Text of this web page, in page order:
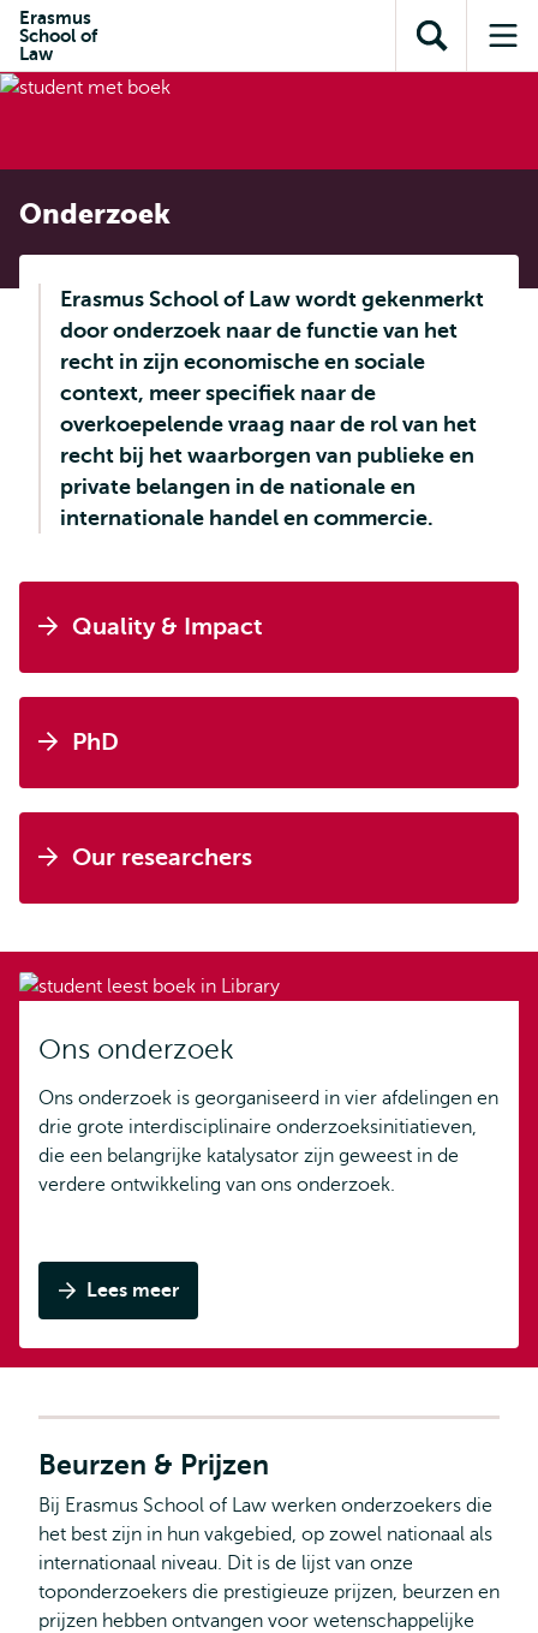
inhoud
Direct naar
subnavigatie
Erasmus
School of
Law
Toon
zoekveld
Onderzoek
Erasmus School of Law wordt gekenmerkt
door onderzoek naar de functie van het
recht in zijn economische en sociale
context, meer specifiek naar de
overkoepelende vraag naar de rol van het
recht bij het waarborgen van publieke en
private belangen in de nationale en
internationale handel en commercie.
Quality & Impact
PhD
Our researchers
Ons onderzoek
Ons onderzoek is georganiseerd in vier afdelingen en
drie grote interdisciplinaire onderzoeksinitiatieven,
die een belangrijke katalysator zijn geweest in de
verdere ontwikkeling van ons onderzoek.
Lees meer
Beurzen & Prijzen
Bij Erasmus School of Law werken onderzoekers die
het best zijn in hun vakgebied, op zowel nationaal als
internationaal niveau. Dit is de lijst van onze
toponderzoekers die prestigieuze prijzen, beurzen en
prijzen hebben ontvangen voor wetenschappelijke